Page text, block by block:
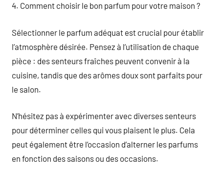
4. Comment choisir le bon parfum pour votre maison ?
Sélectionner le parfum adéquat est crucial pour établir
l’atmosphère désirée. Pensez à l’utilisation de chaque
pièce : des senteurs fraîches peuvent convenir à la
cuisine, tandis que des arômes doux sont parfaits pour
le salon.
N’hésitez pas à expérimenter avec diverses senteurs
pour déterminer celles qui vous plaisent le plus. Cela
peut également être l’occasion d’alterner les parfums
en fonction des saisons ou des occasions.